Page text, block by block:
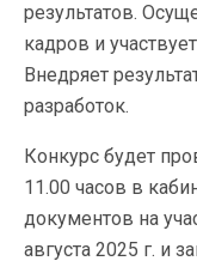
результатов.
кадров и
Внедряет
разработок.
Конкурс будет
11.00 часов в
документов на
августа 2025 г. и